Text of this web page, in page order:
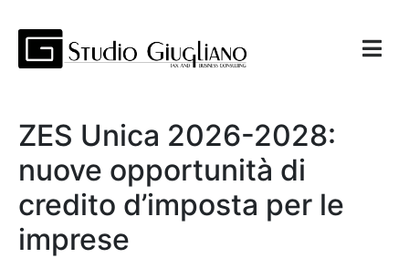
ZES Unica 2026-2028:
nuove opportunità di
credito d’imposta per le
imprese